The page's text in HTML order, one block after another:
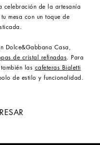
celebración de la artesanía
mesa con un toque de
Dolce&Gabbana Casa,
de cristal refinadas. Para
las cafeteras Bialetti
de estilo y funcionalidad.